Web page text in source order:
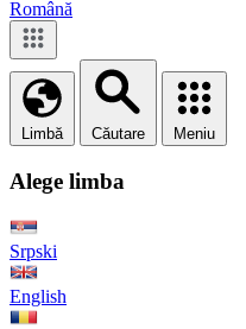
Română
Limbă Căutare Meniu
Alege limba
Srpski
English